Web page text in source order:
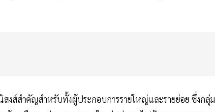
งส์สำคัญสำหรับทั้งผู้ประกอบการรายใหญ่และรายย่อย ซึ่งกลุ่ม